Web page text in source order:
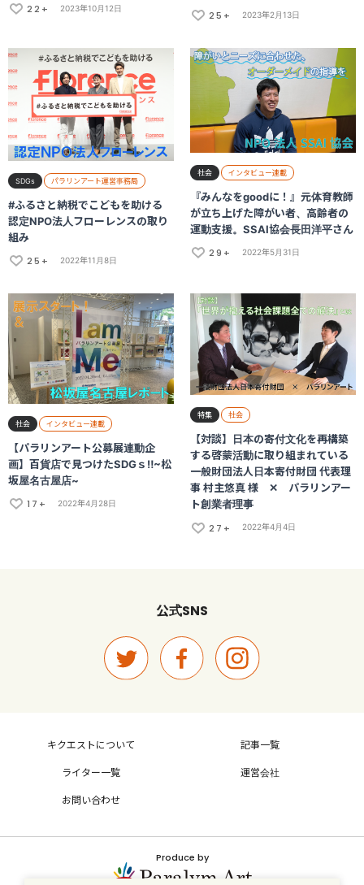
22+
2023年10月12日
25+
2023年2月13日
SDGs パラリンアート運営事務局
#ふるさと納税でこどもを助ける
認定NPO法人フローレンスの取り
組み
25+
2022年11月8日
社会 インタビュー連載
『みんなをgoodに！』元体育教師
が立ち上げた障がい者、高齢者の
運動支援。SSAI協会長田洋平さん
29+
2022年5月31日
社会 インタビュー連載
【パラリンアート公募展連動企
画】百貨店で見つけたSDGｓ‼~松
坂屋名古屋店~
17+
2022年4月28日
特集 社会
【対談】日本の寄付文化を再構築
する啓蒙活動に取り組まれている
一般財団法人日本寄付財団 代表理
事 村主悠真 様 ✕ パラリンアー
ト創業者理事
27+
2022年4月4日
公式SNS
キクエストについて 記事一覧
ライター一覧 運営会社
お問い合わせ
Produce by